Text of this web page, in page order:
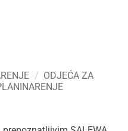
/ ODJEĆA ZA